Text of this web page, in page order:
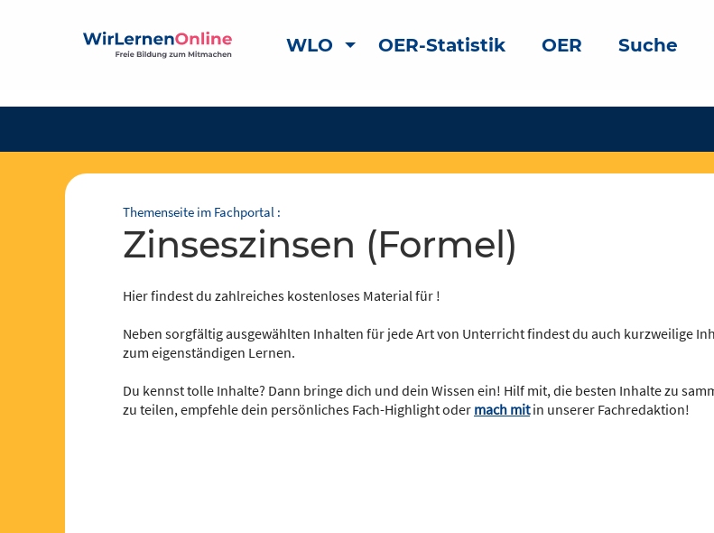
WLO OER-Statistik OER Suche
Themenseite im Fachportal :
Zinseszinsen (Formel)
Hier findest du zahlreiches kostenloses Material für !
Neben sorgfältig ausgewählten Inhalten für jede Art von Unterricht findest du auch kurzweilige
zum eigenständigen Lernen.
Du kennst tolle Inhalte? Dann bringe dich und dein Wissen ein! Hilf mit, die besten Inhalte zu
zu teilen, empfehle dein persönliches Fach-Highlight oder mach mitin unserer Fachredaktion!